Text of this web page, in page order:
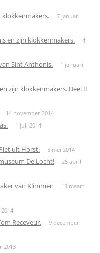
klokkenmakers.
7 januari
en zijn klokkenmakers.
4
Sint Anthonis.
1 januari
zijn klokkenmakers. Deel II
14 november 2014
1 juli 2014
uit Horst. 5 mei 2014
De Locht!
25 april
van Klimmen
13 maart
Receveur.
9 december
2013